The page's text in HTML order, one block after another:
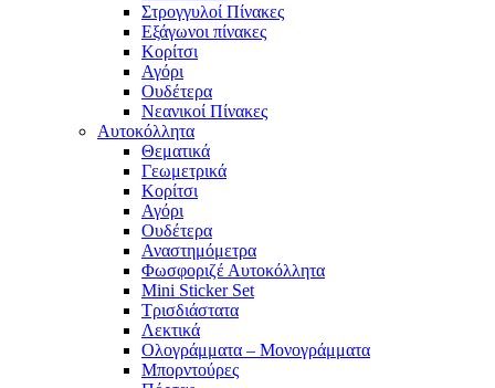
Στρογγυλοί Πίνακες
Εξάγωνοι πίνακες
Κορίτσι
Αγόρι
Ουδέτερα
Νεανικοί Πίνακες
Αυτοκόλλητα
Θεματικά
Γεωμετρικά
Κορίτσι
Αγόρι
Ουδέτερα
Αναστημόμετρα
Φωσφοριζέ Αυτοκόλλητα
Mini Sticker Set
Tρισδιάστατα
Λεκτικά
Ολογράμματα – Μονογράμματα
Μπορντούρες